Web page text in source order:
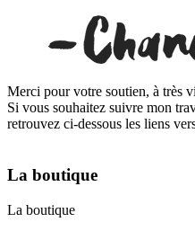
Merci pour votre soutien, à très
Si vous souhaitez suivre mon
retrouvez ci-dessous les liens
La boutique
La boutique